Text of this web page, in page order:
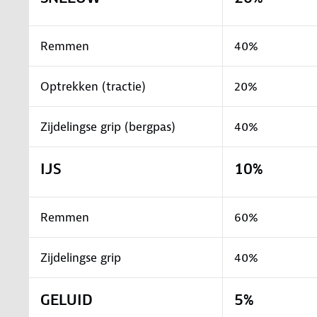
Remmen 40%
Optrekken (tractie) 20%
Zijdelingse grip (bergpas) 40%
IJS 10%
Remmen 60%
Zijdelingse grip 40%
GELUID 5%